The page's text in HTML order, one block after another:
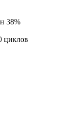
38%
циклов